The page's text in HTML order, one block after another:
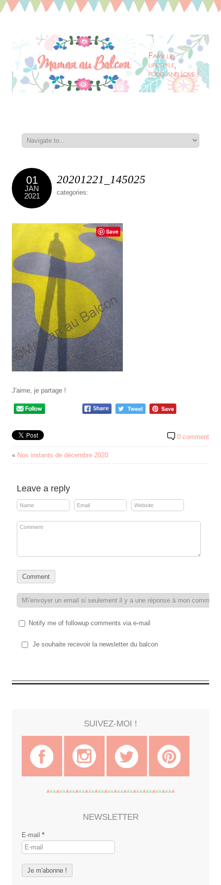
01
JAN
2021
20201221_145025
categories:
Save
J'aime, je partage !
0 comment
« Nos instants de décembre 2020
Leave a reply
Notify me of followup comments via e-mail
Je souhaite recevoir la newsletter du balcon
SUIVEZ-MOI !
NEWSLETTER
E-mail *